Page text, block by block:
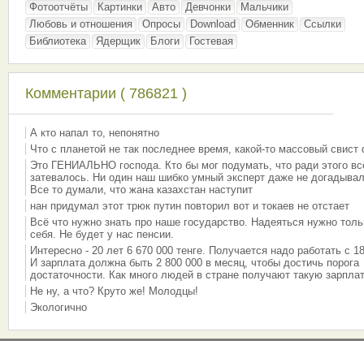
Фотоотчёты
Картинки Авто Девчонки
Мальчики
Любовь и отношения
Опросы Download Обменник
Ссылки
Библиотека
Ядерщик Блоги Гостевая
Комментарии ( 786821 )
А кто напал то, непонятно
Что с планетой не так последнее время, какой-то массовый свист
Это ГЕНИАЛЬНО господа. Кто бы мог подумать, что ради этого
затевалось. Ни один наш шибко умный эксперт даже не
Все то думали, что жана казахстан наступит
нан придумал этот трюк путин повторил вот и токаев не отстает
Всё что нужно знать про наше государство. Надеяться нужно
себя. Не будет у нас пенсии.
Интересно - 20 лет 6 670 000 тенге. Получается надо работать с
И зарплата должна быть 2 800 000 в месяц, чтобы достичь порога
достаточности. Как много людей в стране получают такую
Не ну, а что? Круто же! Молодцы!
Экологично